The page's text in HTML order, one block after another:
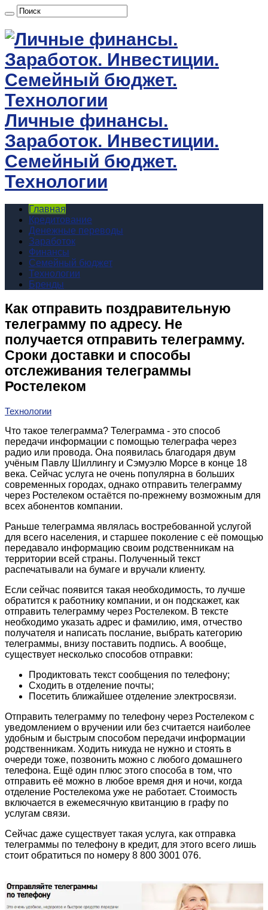
Личные финансы.
Заработок. Инвестиции.
Семейный бюджет.
Технологии
Главная
Кредитование
Денежные переводы
Заработок
Финансы
Семейный бюджет
Технологии
Бренды
Как отправить поздравительную
телеграмму по адресу. Не
получается отправить телеграмму.
Сроки доставки и способы
отслеживания телеграммы
Ростелеком
Технологии
Что такое телеграмма? Телеграмма - это способ
передачи информации с помощью телеграфа через
радио или провода. Она появилась благодаря двум
учёным Павлу Шиллингу и Сэмуэлю Морсе в конце 18
века. Сейчас услуга не очень популярна в больших
современных городах, однако отправить телеграмму
через Ростелеком остаётся по-прежнему возможным для
всех абонентов компании.
Раньше телеграмма являлась востребованной услугой
для всего населения, и старшее поколение с её помощью
передавало информацию своим родственникам на
территории всей страны. Полученный текст
распечатывали на бумаге и вручали клиенту.
Если сейчас появится такая необходимость, то лучше
обратится к работнику компании, и он подскажет, как
отправить телеграмму через Ростелеком. В тексте
необходимо указать адрес и фамилию, имя, отчество
получателя и написать послание, выбрать категорию
телеграммы, внизу поставить подпись. А вообще,
существует несколько способов отправки:
Продиктовать текст сообщения по телефону;
Сходить в отделение почты;
Посетить ближайшее отделение электросвязи.
Отправить телеграмму по телефону через Ростелеком с
уведомлением о вручении или без считается наиболее
удобным и быстрым способом передачи информации
родственникам. Ходить никуда не нужно и стоять в
очереди тоже, позвонить можно с любого домашнего
телефона. Ещё один плюс этого способа в том, что
отправить её можно в любое время дня и ночи, когда
отделение Ростелекома уже не работает. Стоимость
включается в ежемесячную квитанцию в графу по
услугам связи.
Сейчас даже существует такая услуга, как отправка
телеграммы по телефону в кредит, для этого всего лишь
стоит обратиться по номеру 8 800 3001 076.